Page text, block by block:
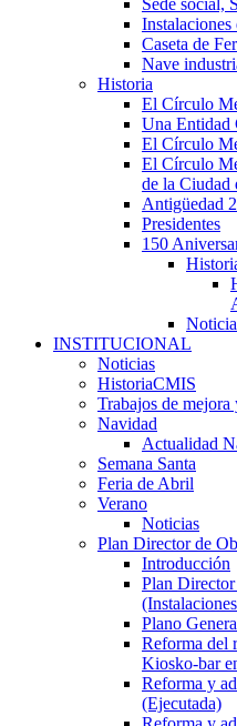
Instalaciones
Caseta de
Nave
Historia
El Círculo
Una Entidad
El Círculo
El Círculo
de la Ciudad
Antigüedad
Presidentes
150
INSTITUCIONAL
Noticias
HistoriaCMIS
Trabajos de
Navidad
Actualidad
Semana Santa
Feria de Abril
Verano
Noticias
Plan Director de
Introducción
Plan
Plano
Reforma del
Kiosko-bar
Reforma y
(Ejecutada)